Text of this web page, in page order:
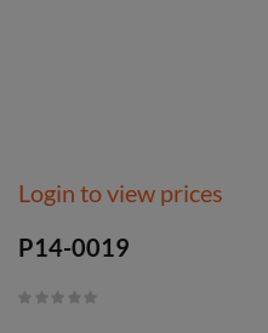
Login to view prices
P14-0019